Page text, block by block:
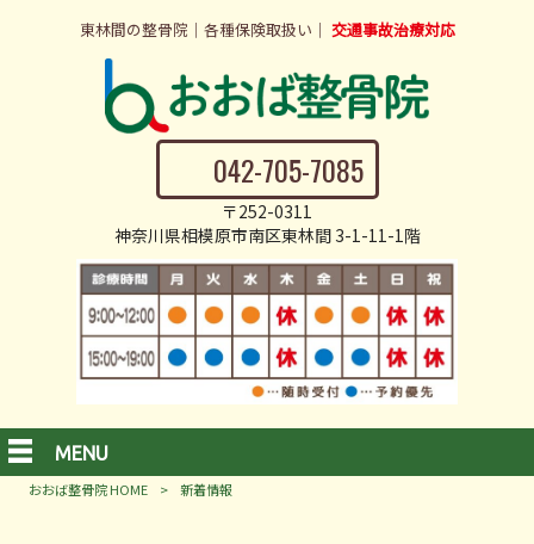
東林間の整骨院｜各種保険取扱い｜ 交通事故治療対応
042-705-7085
〒252-0311
神奈川県相模原市南区東林間 3-1-11-1階
MENU
おおば整骨院 HOME > 新着情報